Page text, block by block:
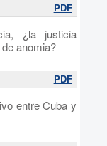
PDF
¿la justicia
anomia?
PDF
entre Cuba y